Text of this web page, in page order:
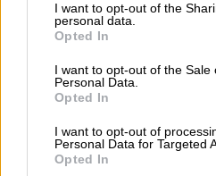
I want to opt-out of the
personal data.
Opted In
I want to opt-out of the Sale
Personal Data.
Opted In
I want to opt-out of
Personal Data for Targeted
Opted In
weiss rössl
€ 2,49
MEHRWEG